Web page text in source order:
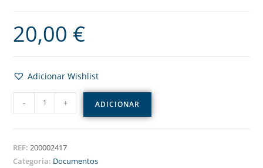
20,00 €
Adicionar Wishlist
- + ADICIONAR
REF: 200002417
Categoria: Documentos